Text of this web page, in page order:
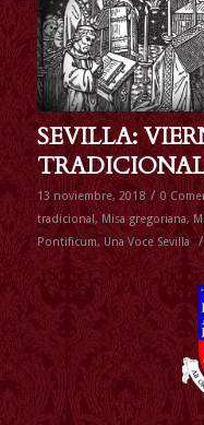
SEVILLA:
13 noviembre, 2018 / 0
tradicional, Misa gregoriana,
Pontificum, Una Voce Sevilla /